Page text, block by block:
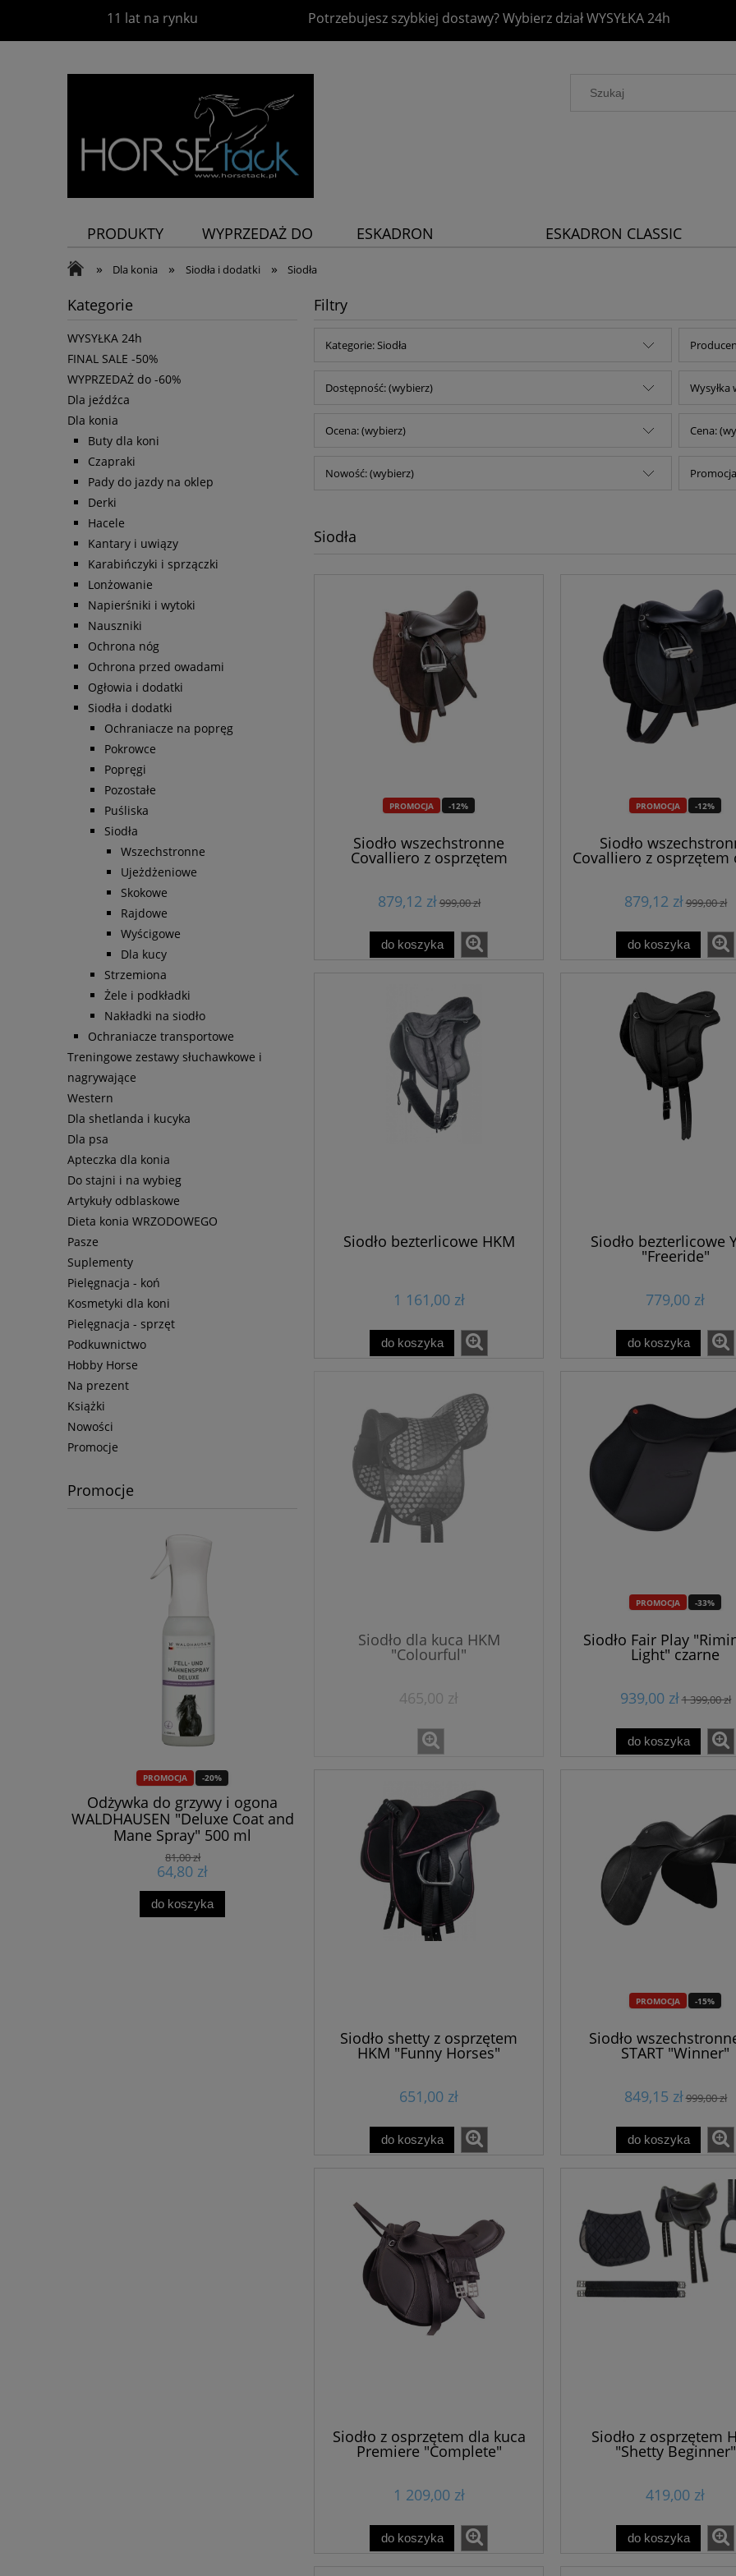
11 lat na rynku Potrzebujesz szybkiej dostawy? Wybierz działWYSYŁKA 24h
PRODUKTY
WYPRZEDAŻ DO
ESKADRON
ESKADRON CLASSIC
» Dla konia » Siodła i dodatki » Siodła
Kategorie
WYSYŁKA 24h
FINAL SALE -50%
WYPRZEDAŻ do -60%
Dla jeźdźca
Dla konia
Buty dla koni
Czapraki
Pady do jazdy na oklep
Derki
Hacele
Kantary i uwiązy
Karabińczyki i sprzączki
Lonżowanie
Napierśniki i wytoki
Nauszniki
Ochrona nóg
Ochrona przed owadami
Ogłowia i dodatki
Siodła i dodatki
Ochraniacze na popręg
Pokrowce
Popręgi
Pozostałe
Puśliska
Siodła
Wszechstronne
Ujeżdżeniowe
Skokowe
Rajdowe
Wyścigowe
Dla kucy
Strzemiona
Żele i podkładki
Nakładki na siodło
Ochraniacze transportowe
Treningowe zestawy słuchawkowe i
nagrywające
Western
Dla shetlanda i kucyka
Dla psa
Apteczka dla konia
Do stajni i na wybieg
Artykuły odblaskowe
Dieta konia WRZODOWEGO
Pasze
Suplementy
Pielęgnacja - koń
Kosmetyki dla koni
Pielęgnacja - sprzęt
Podkuwnictwo
Hobby Horse
Na prezent
Książki
Nowości
Promocje
Promocje
PROMOCJA -20%
Odżywka do grzywy i ogona
WALDHAUSEN "Deluxe Coat and
Mane Spray" 500 ml
81,00 zł
64,80 zł
do koszyka
Rękawiczki START "Bohol" 24h
119,00 zł
99,99 zł
do koszyka
"Dea" black
156,75 zł
do koszyka
Filtry
Kategorie: Siodła
Dostępność: (wybierz) Wysyłka
Ocena: (wybierz) Cena:
Nowość: (wybierz)
Siodła
PROMOCJA -12%
Siodło wszechstronne
Covalliero z osprzętem
brązowe
879,12 zł999,00 zł
do koszyka
PROMOCJA -12%
Siodło
Covalliero z osprzętem
879,12 zł999,00 zł
do koszyka
Siodło bezterlicowe HKM
1 161,00 zł
do koszyka
Siodło bezterlicowe
"Freeride"
779,00 zł
do koszyka
Siodło dla kuca HKM
"Colourful"
465,00 zł
PROMOCJA -33%
Siodło Fair Play
Light" czarne
939,00 zł1 399,00 zł
do koszyka
Siodło shetty z osprzętem
HKM "Funny Horses"
651,00 zł
do koszyka
PROMOCJA -15%
Siodło
START "Winner"
849,15 zł999,00 zł
do koszyka
Siodło z osprzętem dla kuca
Premiere "Complete"
1 209,00 zł
do koszyka
Siodło z osprzętem
"Shetty Beginner"
419,00 zł
do koszyka